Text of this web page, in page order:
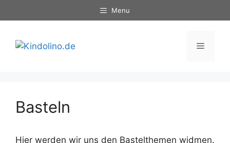
Inhalt
Menu
Menü
Basteln
Hier werden wir uns den Bastelthemen widmen.